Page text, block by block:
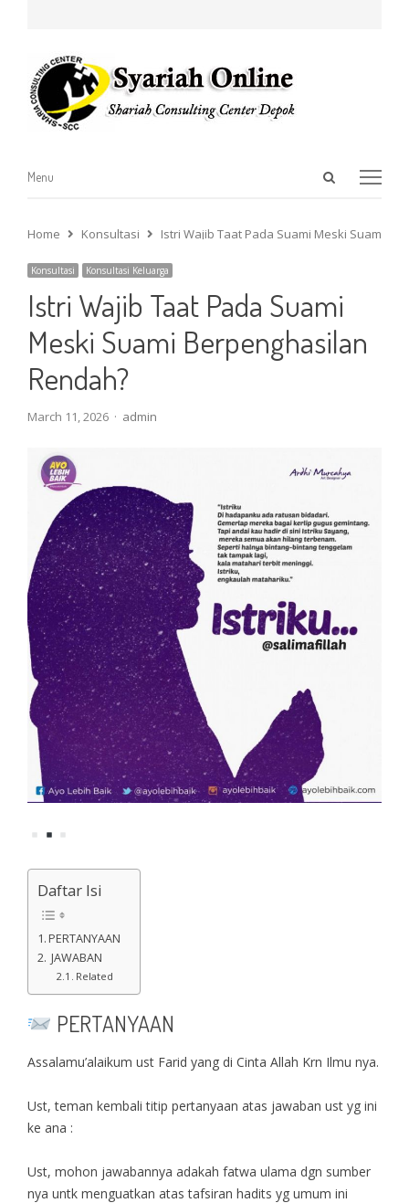
Open
Menu
Menu
Home Konsultasi Istri Wajib Taat Pada Suami Meski Suami
Konsultasi Konsultasi Keluarga
Istri Wajib Taat Pada Suami
Meski Suami Berpenghasilan
Rendah?
March 11, 2026 Author
admin
Daftar Isi
PERTANYAAN
JAWABAN
Related
PERTANYAAN
Assalamu’alaikum ust Farid yang di Cinta Allah Krn Ilmu nya.
Ust, teman kembali titip pertanyaan atas jawaban ust yg ini
ke ana :
Ust, mohon jawabannya adakah fatwa ulama dgn sumber
nya untk menguatkan atas tafsiran hadits yg umum ini